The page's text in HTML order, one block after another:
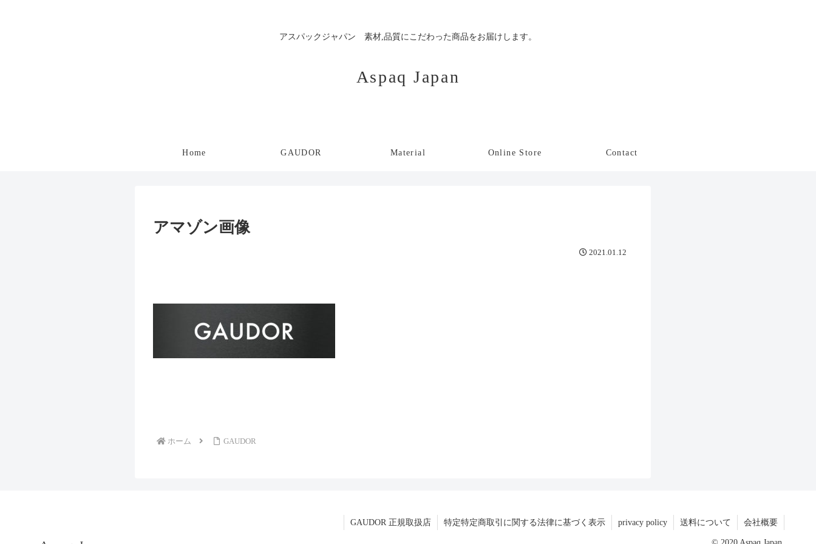
アスパックジャパン 素材,品質にこだわった商品をお届けします。
Aspaq Japan
Home GAUDOR Material Online Store Contact
アマゾン画像
2021.01.12
ホーム GAUDOR
GAUDOR 正規取扱店 特定特定商取引に関する法律に基づく表示 privacy policy 送料について 会社概要